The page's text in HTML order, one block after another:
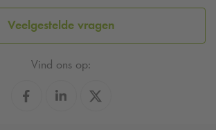
Veelgestelde vragen
Vind ons op: